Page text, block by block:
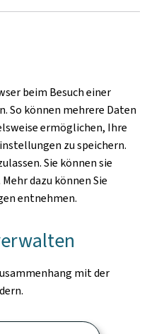
beim Besuch einer
So können mehrere Daten
ermöglichen, Ihre
zu speichern.
Sie können sie
dazu können Sie
entnehmen.
mit der